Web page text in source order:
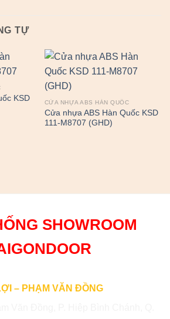
TỰ
KSD
CỬA NHỰA ABS HÀN QUỐC
Cửa nhựa ABS Hàn Quốc KSD
111-M8707 (GHD)
SHOWROOM
– PHẠM VĂN ĐỒNG